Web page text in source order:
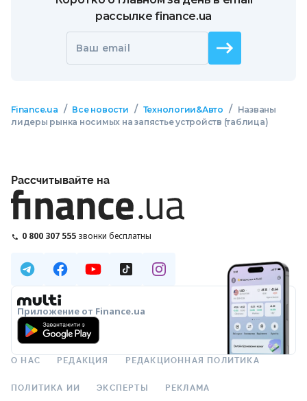
рассылке finance.ua
Ваш email
Finance.ua / Все новости / Технологии&Авто /
Названы
лидеры рынка носимых на запястье устройств (таблица)
Рассчитывайте на
0 800 307 555 звонки бесплатны
Приложение от Finance.ua
О НАС РЕДАКЦИЯ РЕДАКЦИОННАЯ ПОЛИТИКА
ПОЛИТИКА ИИ ЭКСПЕРТЫ РЕКЛАМА